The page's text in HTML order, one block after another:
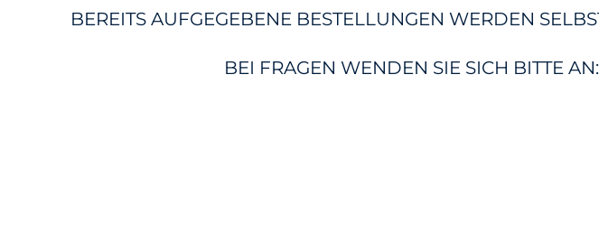
BEREITS AUFGEGEBENE BESTELLUNGEN WERDEN
BEI FRAGEN WENDEN SIE SICH BITTE AN: